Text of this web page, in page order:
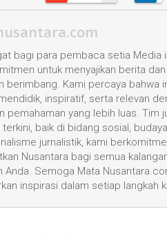
bagi para pembaca setia
untuk menyajikan berita
berimbang. Kami percaya bahwa
inspiratif, serta relevan
pemahaman yang lebih luas. Tim
baik di bidang sosial,
jurnalistik, kami
Nusantara bagi semua
Anda. Semoga Mata
inspirasi dalam setiap langkah